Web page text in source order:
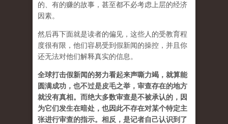
的、有的赚的故事，甚至都不必考虑上层的经济
因素。
然后再下面就是读者的偏见，这些人的受教育程
度很有限，他们容易受到假新闻的操控，并且你
还无法对他们解释真实的信息。
全球打击假新闻的努力看起来声嘶力竭，就算能
圆满成功，也不过是皮毛之举，审查存在的地方
就没有真相。而绝大多数审查是不被承认的，因
为它们发生在暗处，也因此不存在对某个特定主
张进行审查的指示。相反，是记者自己认识到了